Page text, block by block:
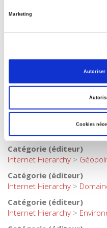
Marketing
Autoriser
Cookies
Bibliothèque du citoyen
français
Action collective,
Catégorie (éditeur)
>
durable
Catégorie (éditeur)
Internet Hierarchy >
Catégorie (éditeur)
Internet Hierarchy >
Catégorie (éditeur)
Internet Hierarchy >